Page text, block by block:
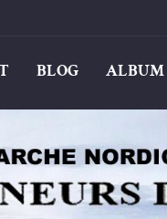
BLOG ALBUM